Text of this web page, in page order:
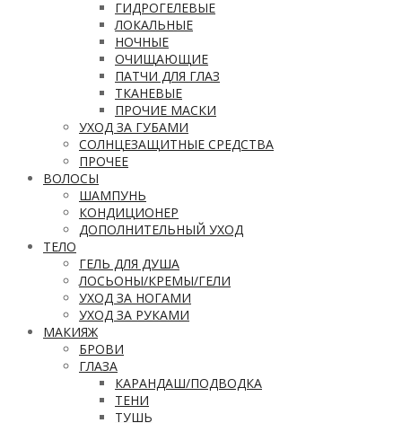
ГИДРОГЕЛЕВЫЕ
ЛОКАЛЬНЫЕ
НОЧНЫЕ
ОЧИЩАЮЩИЕ
ПАТЧИ ДЛЯ ГЛАЗ
ТКАНЕВЫЕ
ПРОЧИЕ МАСКИ
УХОД ЗА ГУБАМИ
СОЛНЦЕЗАЩИТНЫЕ СРЕДСТВА
ПРОЧЕЕ
ВОЛОСЫ
ШАМПУНЬ
КОНДИЦИОНЕР
ДОПОЛНИТЕЛЬНЫЙ УХОД
ТЕЛО
ГЕЛЬ ДЛЯ ДУША
ЛОСЬОНЫ/КРЕМЫ/ГЕЛИ
УХОД ЗА НОГАМИ
УХОД ЗА РУКАМИ
МАКИЯЖ
БРОВИ
ГЛАЗА
КАРАНДАШ/ПОДВОДКА
ТЕНИ
ТУШЬ